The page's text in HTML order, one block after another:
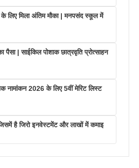
के लिए मिला अंतिम मौका | मनपसंद स्कूल में
पैसा | साईकिल पोशाक छात्रवृति प्रोत्साहन
नामांकन 2026 के लिए 5वीं मेरिट लिस्ट
है जिरो इनवेस्टमेंट और लाखों में कमाइ